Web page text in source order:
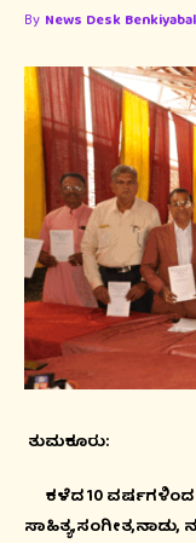
By News Desk
ತುಮಕೂರು:
ಕಳೆದ 10 ವರ್ಷಗಳಿಂದ